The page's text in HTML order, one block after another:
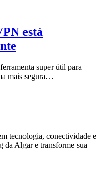
está
super útil para
mais segura…
tecnologia, conectividade e
da Algar e transforme sua